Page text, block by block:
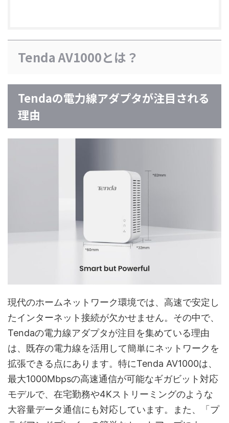
Tenda AV1000とは？
Tendaの電力線アダプタが注目される
理由
現代のホームネットワーク環境では、高速で安定し
たインターネット接続が欠かせません。その中で、
Tendaの電力線アダプタが注目を集めている理由
は、既存の電力線を活用して簡単にネットワークを
拡張できる点にあります。特にTenda AV1000は、
最大1000Mbpsの高速通信が可能なギガビット対応
モデルで、在宅勤務や4Kストリーミングのような
大容量データ通信にも対応しています。また、「プ